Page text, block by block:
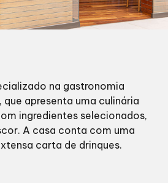
na gastronomia
apresenta uma culinária
ingredientes selecionados,
A casa conta com uma
carta de drinques.